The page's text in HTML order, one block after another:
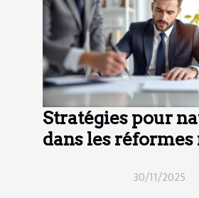
Stratégies pour
dans les réformes
30/11/2025